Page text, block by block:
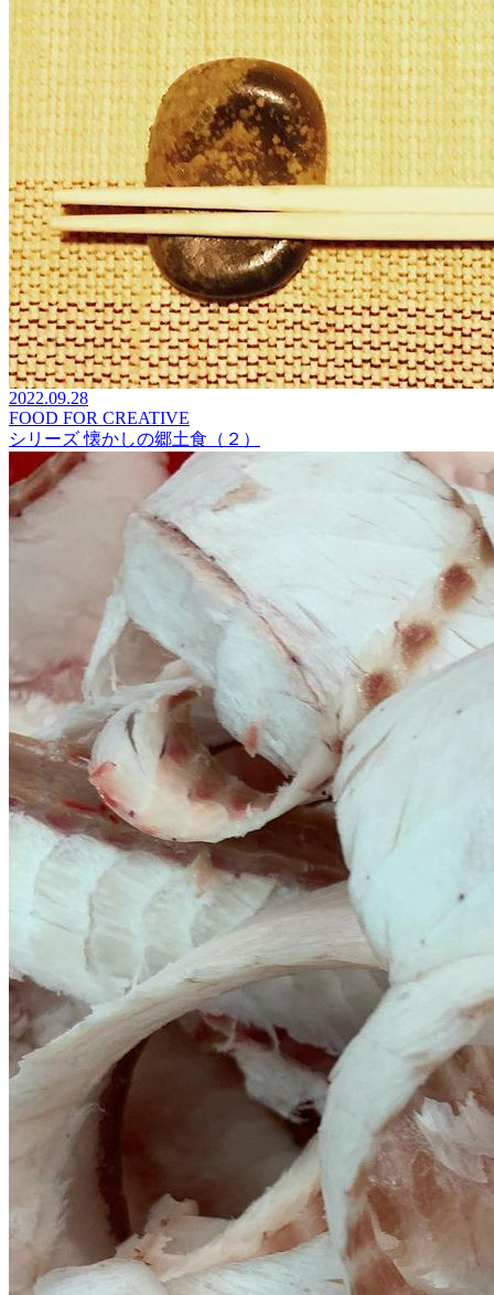
2022.09.28
FOOD FOR CREATIVE
シリーズ 懐かしの郷土食（２）